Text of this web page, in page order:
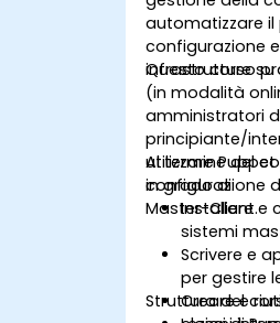
automatizzare il
configurazione
infrastrutture su
Questo corso
(in modalità
amministratori
principiante/
utilizzare
configurazione
Master-Client.
Al termine del
in grado di:
Installare e
sistemi
Scrivere e
per gestire
Creare e
Struttura del